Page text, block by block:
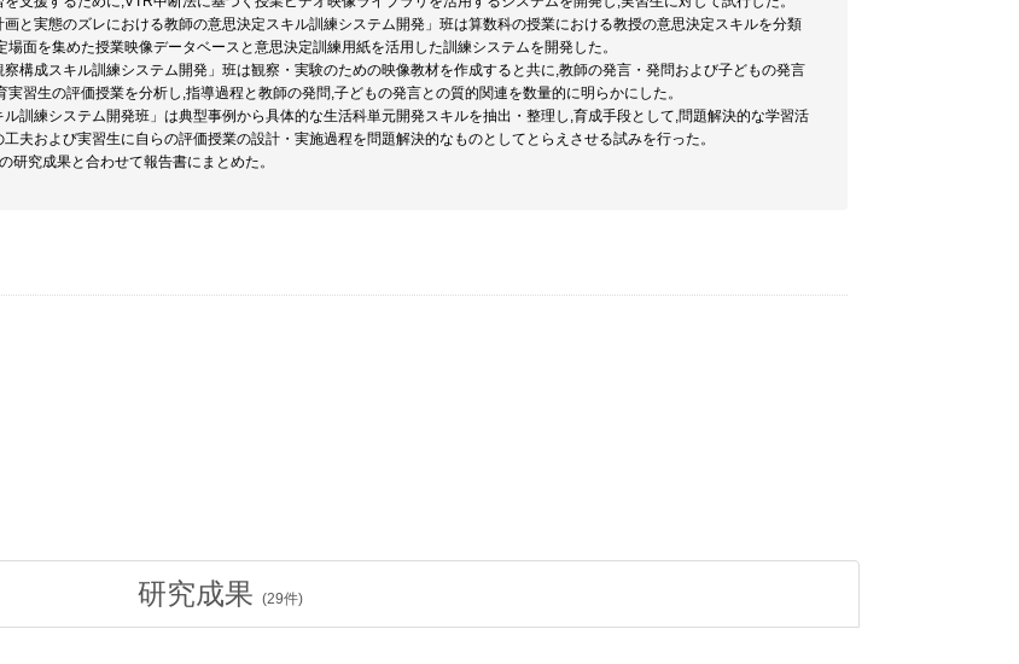
画と実態のズレにおける教師の意思決定スキル訓練システム開発」班は算数科の授業における教授の意思決定スキルを分類
場面を集めた授業映像データベースと意思決定訓練用紙を活用した訓練システムを開発した。
察構成スキル訓練システム開発」班は観察・実験のための映像教材を作成すると共に,教師の発言・発問および子どもの発言
実習生の評価授業を分析し,指導過程と教師の発問,子どもの発言との質的関連を数量的に明らかにした。
ル訓練システム開発班」は典型事例から具体的な生活科単元開発スキルを抽出・整理し,育成手段として,問題解決的な学習活
夫および実習生に自らの評価授業の設計・実施過程を問題解決的なものとしてとらえさせる試みを行った。
研究成果と合わせて報告書にまとめた。
研究成果 (29件)